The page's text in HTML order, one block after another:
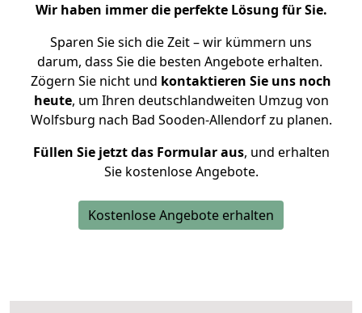
Wir haben immer die perfekte Lösung für Sie.
Sparen Sie sich die Zeit – wir kümmern uns
darum, dass Sie die besten Angebote erhalten.
Zögern Sie nicht und kontaktieren Sie uns noch
heute, um Ihren deutschlandweiten Umzug von
Wolfsburg nach Bad Sooden-Allendorf zu planen.
Füllen Sie jetzt das Formular aus, und erhalten
Sie kostenlose Angebote.
Kostenlose Angebote erhalten